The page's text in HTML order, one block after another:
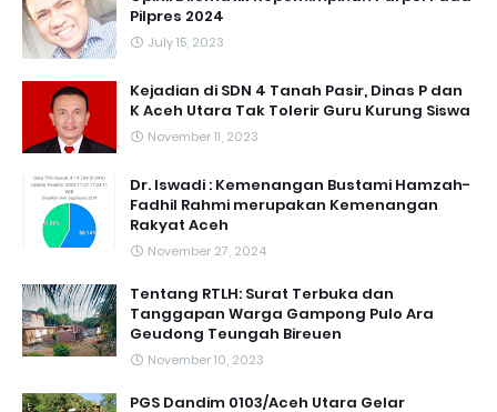
Pilpres 2024
July 15, 2023
Kejadian di SDN 4 Tanah Pasir, Dinas P dan
K Aceh Utara Tak Tolerir Guru Kurung Siswa
November 11, 2023
Dr. Iswadi : Kemenangan Bustami Hamzah-
Fadhil Rahmi merupakan Kemenangan
Rakyat Aceh
November 27, 2024
Tentang RTLH: Surat Terbuka dan
Tanggapan Warga Gampong Pulo Ara
Geudong Teungah Bireuen
November 10, 2023
PGS Dandim 0103/Aceh Utara Gelar